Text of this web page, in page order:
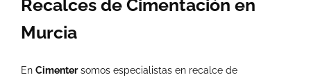
Recalces de Cimentación en
Murcia
En Cimentersomos especialistas en recalce de